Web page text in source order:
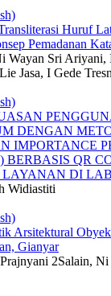
Huruf
Pemadanan
Wayan Sri Ariyani,
Jasa, I Gede
DENGAN
IMPORTANCE
BERBASIS QR
DI
Widiastiti
Arsitektural
Gianyar
2Salain,